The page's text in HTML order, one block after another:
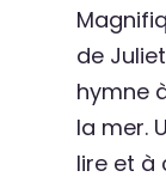
de
hymne
la mer.
lire et à